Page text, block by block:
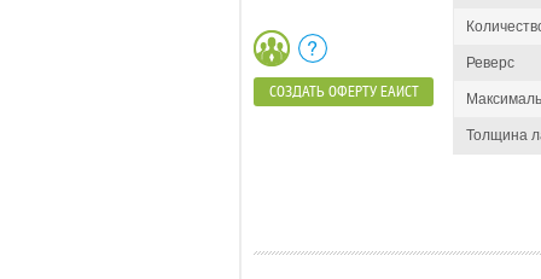
Реверс
Толщина
СОЗДАТЬ ОФЕРТУ ЕАИСТ